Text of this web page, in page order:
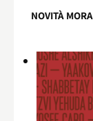
NOVITÀ